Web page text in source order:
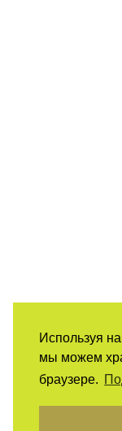
Используя
мы можем
браузере.